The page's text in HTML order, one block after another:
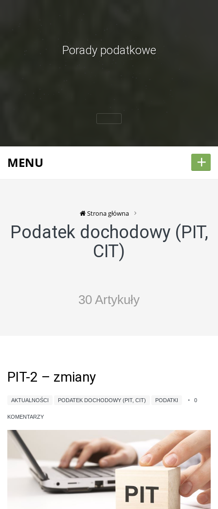
Porady podatkowe
MENU +
Strona główna
Podatek dochodowy (PIT,
CIT)
30 Artykuły
PIT-2 – zmiany
AKTUALNOŚCI PODATEK DOCHODOWY (PIT, CIT) PODATKI 0
KOMENTARZY